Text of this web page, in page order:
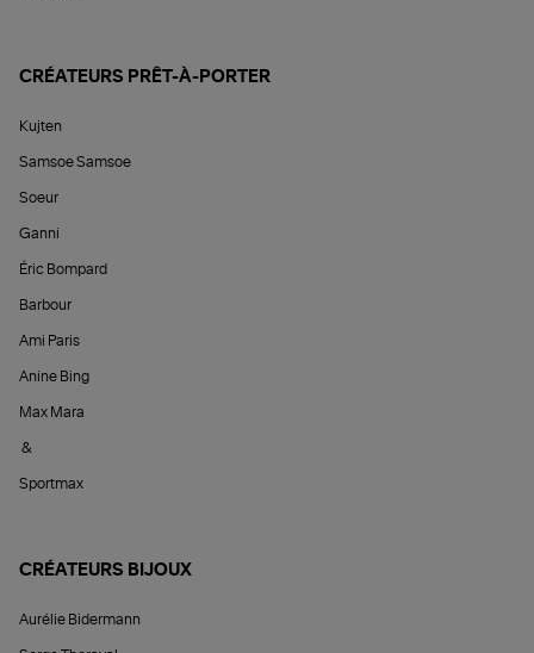
CRÉATEURS PRÊT-À-PORTER
Kujten
Samsoe Samsoe
Soeur
Ganni
Éric Bompard
Barbour
Ami Paris
Anine Bing
Max Mara
&
Sportmax
CRÉATEURS BIJOUX
Aurélie Bidermann